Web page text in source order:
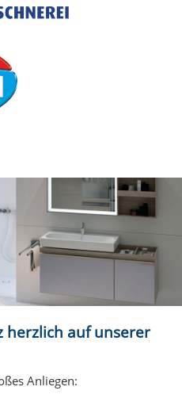
herzlich auf unserer
Anliegen: